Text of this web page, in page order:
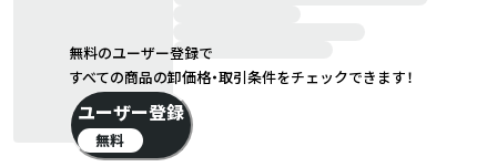
無料のユーザー登録で
すべての商品の卸価格・取引条件をチェックできます！
ユーザー登録
無料